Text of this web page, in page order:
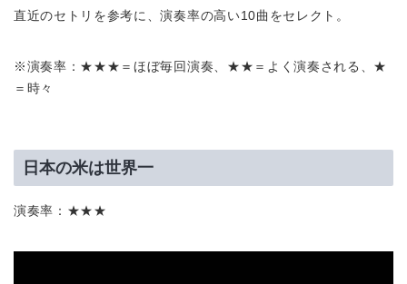
直近のセトリを参考に、演奏率の高い10曲をセレクト。
※演奏率：★★★＝ほぼ毎回演奏、★★＝よく演奏される、★
＝時々
日本の米は世界一
演奏率：★★★